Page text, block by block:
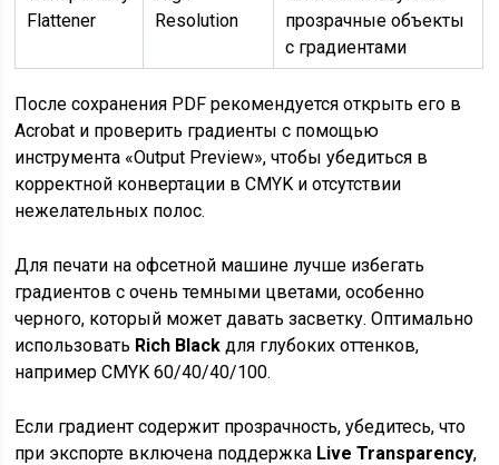
Flattener
Resolution
прозрачные объекты
с градиентами
После сохранения PDF рекомендуется открыть его в
Acrobat и проверить градиенты с помощью
инструмента «Output Preview», чтобы убедиться в
корректной конвертации в CMYK и отсутствии
нежелательных полос.
Для печати на офсетной машине лучше избегать
градиентов с очень темными цветами, особенно
черного, который может давать засветку. Оптимально
использовать Rich Black для глубоких оттенков,
например CMYK 60/40/40/100.
Если градиент содержит прозрачность, убедитесь, что
при экспорте включена поддержка Live Transparency,